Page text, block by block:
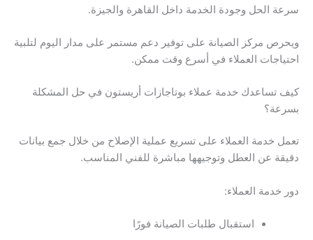
سرعة الحل وجودة الخدمة داخل القاهرة والجيزة.
ويحرص مركز الصيانة على توفير دعم مستمر على مدار اليوم لتلبية
احتياجات العملاء في أسرع وقت ممكن.
كيف تساعدك خدمة عملاء بوتاجازات أريستون في حل المشكلة
بسرعة؟
تعمل خدمة العملاء على تسريع عملية الإصلاح من خلال جمع بيانات
دقيقة عن العطل وتوجيهها مباشرة للفني المناسب.
دور خدمة العملاء:
استقبال طلبات الصيانة فورًا